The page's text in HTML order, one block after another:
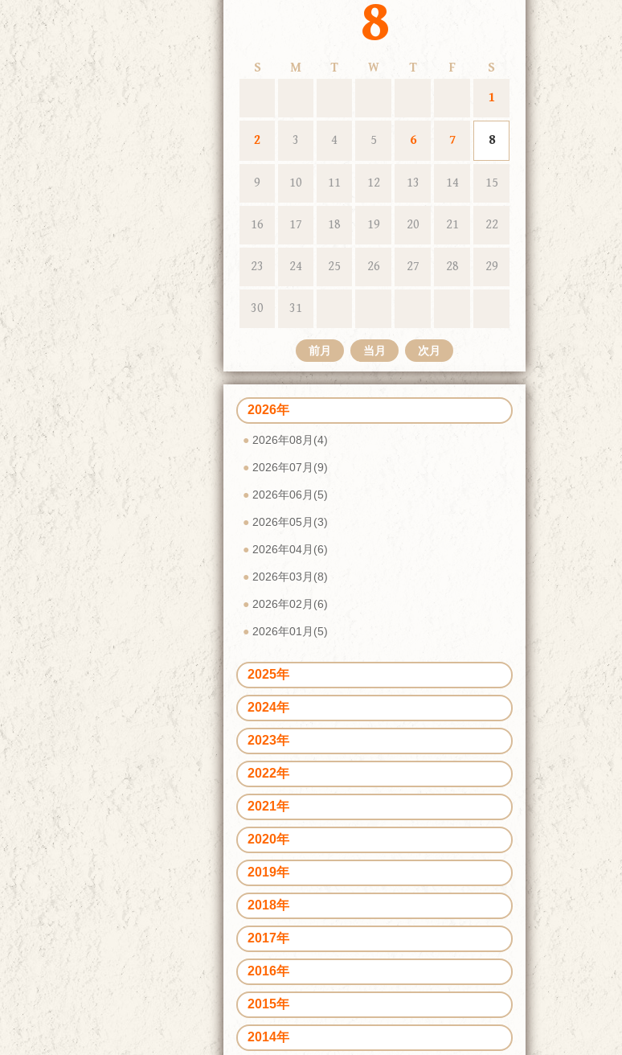
8
S M T W T F
S
1
2 3 4 5 6 7 8
9 10 11 12 13 14 15
16 17 18 19 20 21 22
23 24 25 26 27 28 29
30 31
前月 当月 次月
2026年
2026年08月(4)
2026年07月(9)
2026年06月(5)
2026年05月(3)
2026年04月(6)
2026年03月(8)
2026年02月(6)
2026年01月(5)
2025年
2024年
2023年
2022年
2021年
2020年
2019年
2018年
2017年
2016年
2015年
2014年